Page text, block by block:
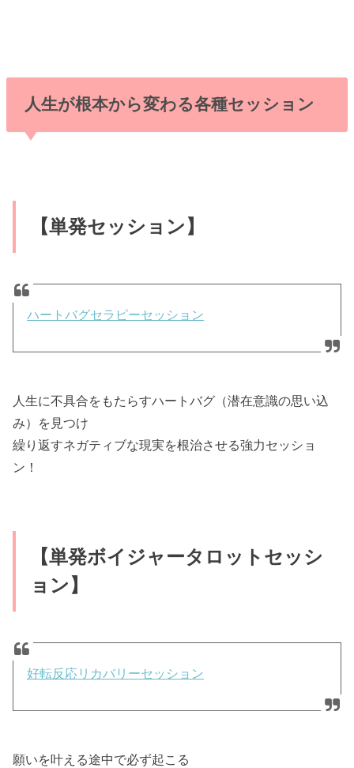
人生が根本から変わる各種セッション
【単発セッション】
ハートバグセラピーセッション
人生に不具合をもたらすハートバグ（潜在意識の思い込
み）を見つけ
繰り返すネガティブな現実を根治させる強力セッショ
ン！
【単発ボイジャータロットセッシ
ョン】
好転反応リカバリーセッション
願いを叶える途中で必ず起こる